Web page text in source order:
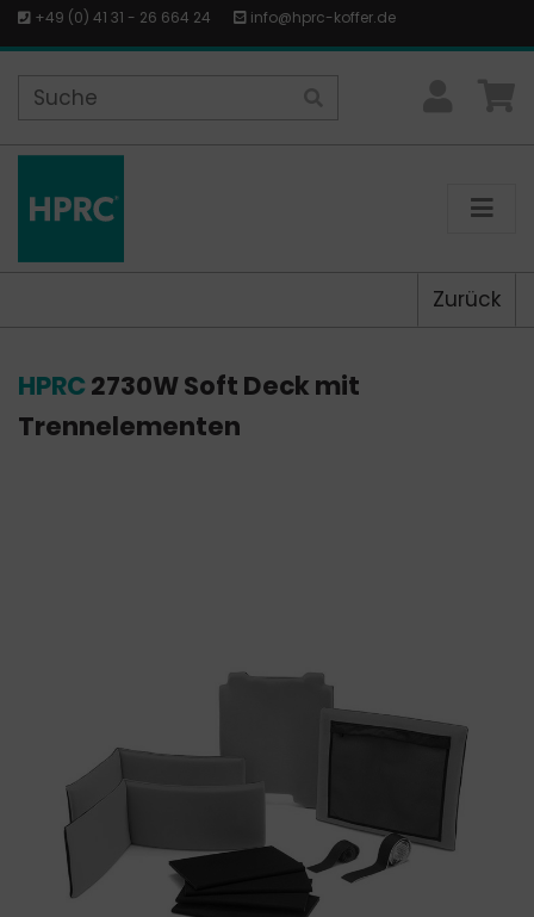
+49 (0) 41 31 - 26 664 24 info@hprc-koffer.de
Zurück
HPRC 2730W Soft Deck mit
Trennelementen